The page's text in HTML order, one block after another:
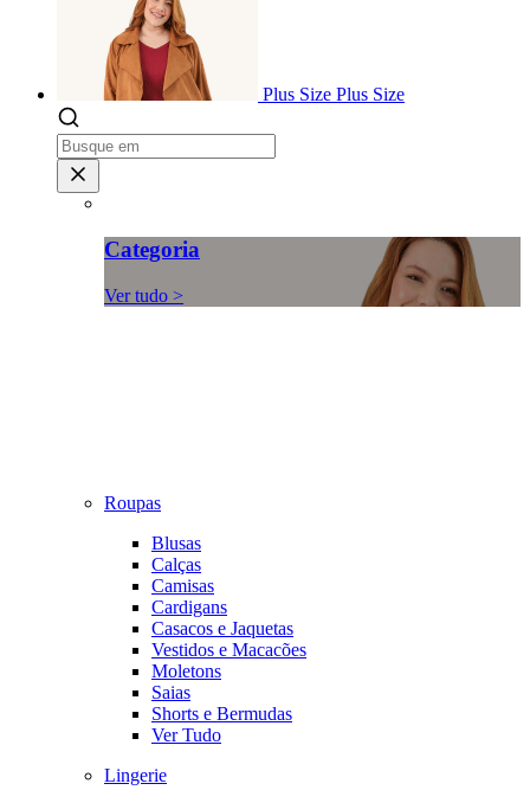
Plus Size Plus Size
Categoria
Ver tudo >
Roupas
Blusas
Calças
Camisas
Cardigans
Casacos e Jaquetas
Vestidos e Macacões
Moletons
Saias
Shorts e Bermudas
Ver Tudo
Lingerie